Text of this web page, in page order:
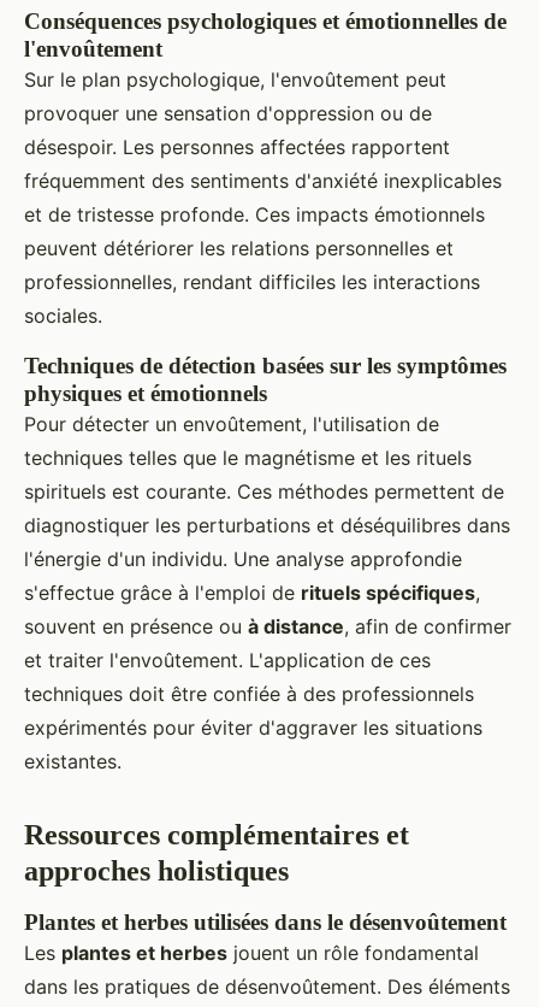
Conséquences psychologiques et émotionnelles de
l'envoûtement
Sur le plan psychologique, l'envoûtement peut
provoquer une sensation d'oppression ou de
désespoir. Les personnes affectées rapportent
fréquemment des sentiments d'anxiété inexplicables
et de tristesse profonde. Ces impacts émotionnels
peuvent détériorer les relations personnelles et
professionnelles, rendant difficiles les interactions
sociales.
Techniques de détection basées sur les symptômes
physiques et émotionnels
Pour détecter un envoûtement, l'utilisation de
techniques telles que le magnétisme et les rituels
spirituels est courante. Ces méthodes permettent de
diagnostiquer les perturbations et déséquilibres dans
l'énergie d'un individu. Une analyse approfondie
s'effectue grâce à l'emploi de rituels spécifiques,
souvent en présence ou à distance, afin de confirmer
et traiter l'envoûtement. L'application de ces
techniques doit être confiée à des professionnels
expérimentés pour éviter d'aggraver les situations
existantes.
Ressources complémentaires et
approches holistiques
Plantes et herbes utilisées dans le désenvoûtement
Les plantes et herbes jouent un rôle fondamental
dans les pratiques de désenvoûtement. Des éléments